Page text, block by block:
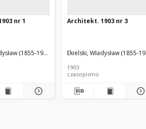
nr 1
(1855-1927). Red.
Architekt. 1903 nr 3
Ekielski, Władysław (1855-
1903
czasopismo